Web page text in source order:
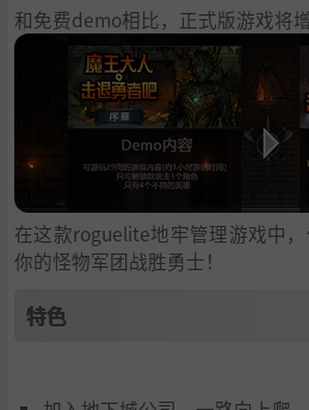
和免费demo相比，正式版游戏将
在这款roguelite地牢管理游戏中
你的怪物军团战胜勇士！
特色